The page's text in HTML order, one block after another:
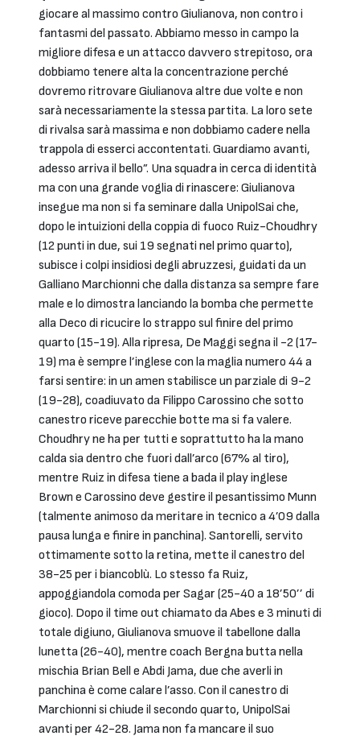
giocare al massimo contro Giulianova, non contro i
fantasmi del passato. Abbiamo messo in campo la
migliore difesa e un attacco davvero strepitoso, ora
dobbiamo tenere alta la concentrazione perché
dovremo ritrovare Giulianova altre due volte e non
sarà necessariamente la stessa partita. La loro sete
di rivalsa sarà massima e non dobbiamo cadere nella
trappola di esserci accontentati. Guardiamo avanti,
adesso arriva il bello”. Una squadra in cerca di identità
ma con una grande voglia di rinascere: Giulianova
insegue ma non si fa seminare dalla UnipolSai che,
dopo le intuizioni della coppia di fuoco Ruiz-Choudhry
(12 punti in due, sui 19 segnati nel primo quarto),
subisce i colpi insidiosi degli abruzzesi, guidati da un
Galliano Marchionni che dalla distanza sa sempre fare
male e lo dimostra lanciando la bomba che permette
alla Deco di ricucire lo strappo sul finire del primo
quarto (15-19). Alla ripresa, De Maggi segna il -2 (17-
19) ma è sempre l’inglese con la maglia numero 44 a
farsi sentire: in un amen stabilisce un parziale di 9-2
(19-28), coadiuvato da Filippo Carossino che sotto
canestro riceve parecchie botte ma si fa valere.
Choudhry ne ha per tutti e soprattutto ha la mano
calda sia dentro che fuori dall’arco (67% al tiro),
mentre Ruiz in difesa tiene a bada il play inglese
Brown e Carossino deve gestire il pesantissimo Munn
(talmente animoso da meritare in tecnico a 4’09 dalla
pausa lunga e finire in panchina). Santorelli, servito
ottimamente sotto la retina, mette il canestro del
38-25 per i biancoblù. Lo stesso fa Ruiz,
appoggiandola comoda per Sagar (25-40 a 18’50’’ di
gioco). Dopo il time out chiamato da Abes e 3 minuti di
totale digiuno, Giulianova smuove il tabellone dalla
lunetta (26-40), mentre coach Bergna butta nella
mischia Brian Bell e Abdi Jama, due che averli in
panchina è come calare l’asso. Con il canestro di
Marchionni si chiude il secondo quarto, UnipolSai
avanti per 42-28. Jama non fa mancare il suo